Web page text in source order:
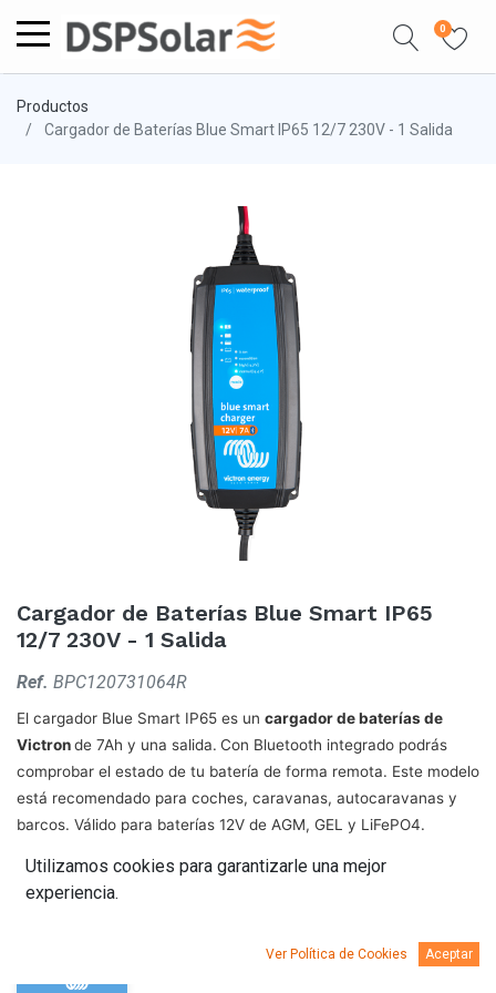
0
Productos
Cargador de Baterías Blue Smart IP65 12/7 230V - 1 Salida
Cargador de Baterías Blue Smart IP65
12/7 230V - 1 Salida
Ref. BPC120731064R
El cargador Blue Smart IP65 es un cargador de baterías de
Victronde 7Ah y una salida. Con Bluetooth integrado podrás
comprobar el estado de tu batería de forma remota. Este modelo
está recomendado para coches, caravanas, autocaravanas y
barcos. Válido para baterías 12V de AGM, GEL y LiFePO4.
Incluye cableado con pinzas y terminales tubulares para conexión a
batería.
Utilizamos cookies para garantizarle una mejor
experiencia.
Ver Política de Cookies Aceptar